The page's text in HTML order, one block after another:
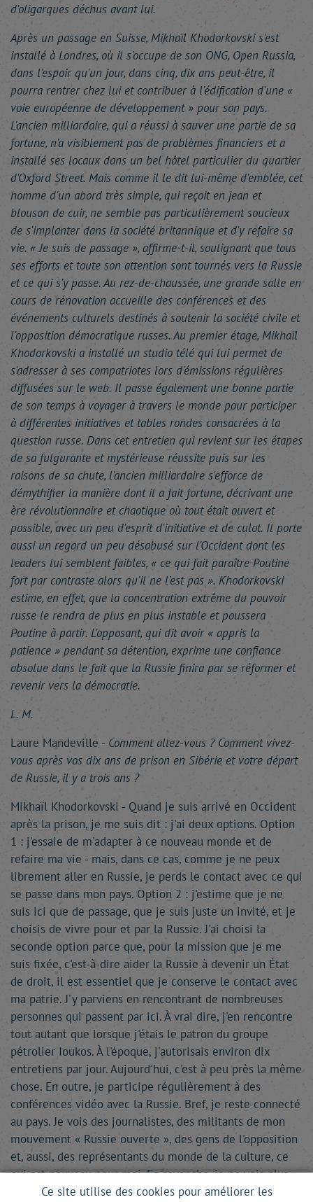
d'oligarques déchus avant lui.
Après un passage en Suisse, Mikhaïl Khodorkovski s'est
installé à Londres, où il s'occupe de son ONG, Open Russia,
dans l'espoir qu'un jour, dans cinq, dix ans peut-être, il
pourra rentrer chez lui et contribuer à l'édification d'une «
voie européenne de développement » pour son pays.
L'ancien milliardaire, qui a réussi à sauver une partie de sa
fortune, n'a visiblement pas de problèmes financiers et a
installé ses locaux dans un bel hôtel particulier du quartier
d'Oxford Street. Mais comme il le dit lui-même d'emblée, cet
homme d'un abord très simple, qui reçoit en jean et
blouson de cuir, ne semble pas particulièrement soucieux
de s'implanter dans la société britannique et d'y refaire sa
vie. « Je suis de passage », affirme-t-il, soulignant que tous
ses efforts et toute son attention sont tournés vers la Russie
et ce qui s'y passe. Au rez-de-chaussée, une grande salle en
cours de rénovation accueille des conférences et des
événements culturels destinés à soutenir la société civile et
l'opposition démocratique russes. Au premier étage, Mikhaïl
Khodorkovski a installé un studio télé qui lui permet de
s'adresser à ses compatriotes lors d'émissions régulières
diffusées sur le web. Il passe également une bonne partie
de son temps à voyager à travers le monde pour participer
à différentes initiatives et tables rondes consacrées à la
question russe. Dans cet entretien qui revient sur les étapes
de sa fulgurante et mystérieuse réussite puis sur les
raisons de sa chute, l'ancien milliardaire s'efforce de
démythifier la manière dont il a fait fortune, décrivant une
ère révolutionnaire et chaotique où tout était ouvert et
possible, avec un peu d'esprit d'initiative et de culot. Il porte
aussi un regard un peu désabusé sur l'Occident dont les
leaders lui semblent faibles, « ce qui fait paraître Poutine
fort par contraste alors qu'il ne l'est pas ». Khodorkovski
estime, en effet, que la concentration extrême du pouvoir
russe le rendra de plus en plus instable et poussera
Poutine à partir. L'opposant, qui dit avoir « appris la
patience » pendant sa détention, exprime une confiance
absolue dans le fait que la Russie finira par se réformer et
revenir vers la démocratie.
L. M.
Laure Mandeville - Comment allez-vous ? Comment vivez-
vous après vos dix ans de prison en Sibérie et votre départ
de Russie, il y a trois ans ?
Mikhaïl Khodorkovski - Quand je suis arrivé en Occident
après la prison, je me suis dit : j'ai deux options. Option
1 : j'essaie de m'adapter à ce nouveau monde et de
refaire ma vie - mais, dans ce cas, comme je ne peux
librement aller en Russie, je perds le contact avec ce qui
se passe dans mon pays. Option 2 : j'estime que je ne
suis ici que de passage, que je suis juste un invité, et je
choisis de vivre pour et par la Russie. J'ai choisi la
seconde option parce que, pour la mission que je me
suis fixée, c'est-à-dire aider la Russie à devenir un État
de droit, il est essentiel que je conserve le contact avec
ma patrie. J'y parviens en rencontrant de nombreuses
personnes qui passent par ici. À vrai dire, j'en rencontre
tout autant que lorsque j'étais le patron du groupe
pétrolier Ioukos. À l'époque, j'autorisais environ dix
entretiens par jour. Aujourd'hui, c'est à peu près la même
chose. En outre, je participe régulièrement à des
conférences vidéo avec la Russie. Bref, je reste connecté
au pays. Je vois des journalistes, des militants de mon
mouvement « Russie ouverte », des gens de l'opposition
et, aussi, des représentants du monde de la culture, ce
qui est nouveau pour moi. En revanche, je ne vois plus
d'ingénieurs ou de collègues entrepreneurs comme par
Ce site utilise des cookies pour améliorer les